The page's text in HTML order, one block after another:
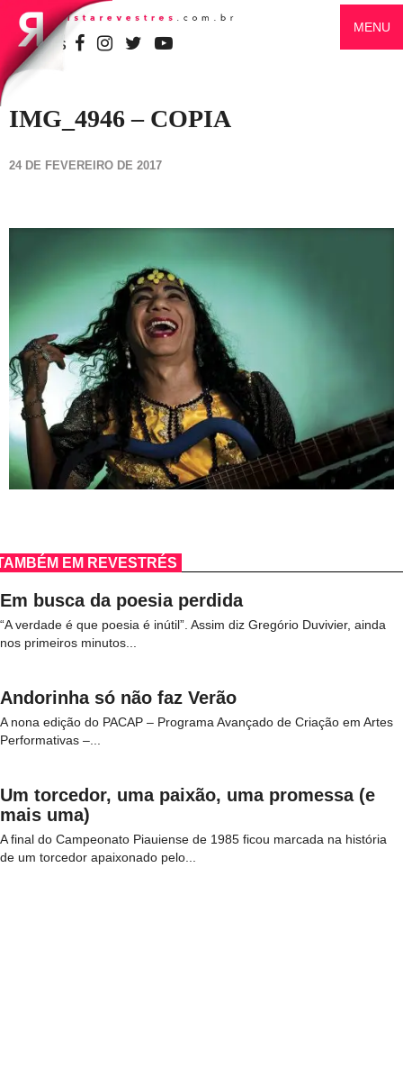
SIGA-NOS
MENU
IMG_4946 – COPIA
24 DE FEVEREIRO DE 2017
EM REVESTRÉS
Em busca da poesia perdida
“A verdade é que poesia é inútil”. Assim diz Gregório Duvivier, ainda
nos primeiros minutos...
Andorinha só não faz Verão
A nona edição do PACAP – Programa Avançado de Criação em Artes
Performativas –...
Um torcedor, uma paixão, uma promessa (e
mais uma)
A final do Campeonato Piauiense de 1985 ficou marcada na história
de um torcedor apaixonado pelo...